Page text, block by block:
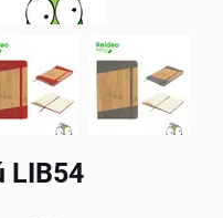
LIB54